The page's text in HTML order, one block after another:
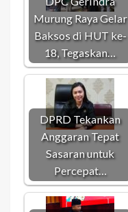
Murung Raya Gelar
Baksos di HUT ke-
18, Tegaskan…
DPRD Tekankan
Anggaran Tepat
Sasaran untuk
Percepat…